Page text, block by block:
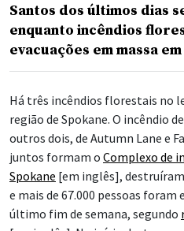
Santos dos últimos dias
enquanto incêndios
evacuações em massa
Há três incêndios florestais no
região de Spokane. O incêndio
outros dois, de Autumn Lane e
juntos formam o Complexo de
Spokane [em inglês],
e mais de 67.000 pessoas foram
último fim de semana, segundo